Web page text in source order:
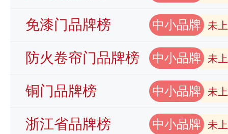
免漆门品牌榜 中小品牌 未
防火卷帘门品牌榜 中小品牌 未
铜门品牌榜 中小品牌 未
浙江省品牌榜 中小品牌 未